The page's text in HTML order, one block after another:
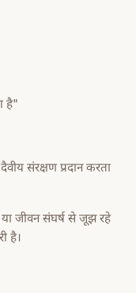
है"
संरक्षण प्रदान करता
जीवन संघर्ष से जूझ रहे
है।